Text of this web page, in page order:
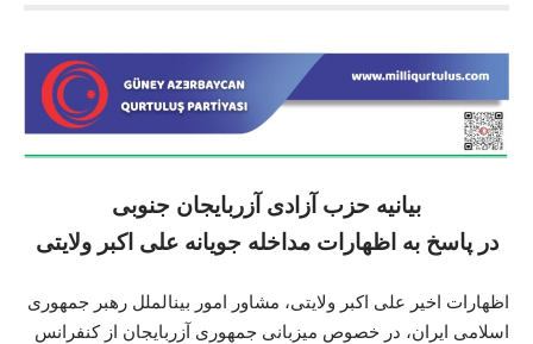
بیانیه حزب آزادی آزربایجان جنوبی
در پاسخ به اظهارات مداخله جویانه علی اکبر ولایتی
اظهارات اخیر علی اکبر ولایتی، مشاور امور بینالملل رهبر جمهوری
اسلامی ایران، در خصوص میزبانی جمهوری آزربایجان از کنفرانس